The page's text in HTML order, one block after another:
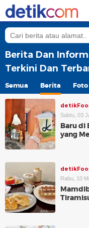
Berita Dan
Terkini Dan
Semua Berita Foto
Sabtu, 03
Baru di
yang
Rabu, 10